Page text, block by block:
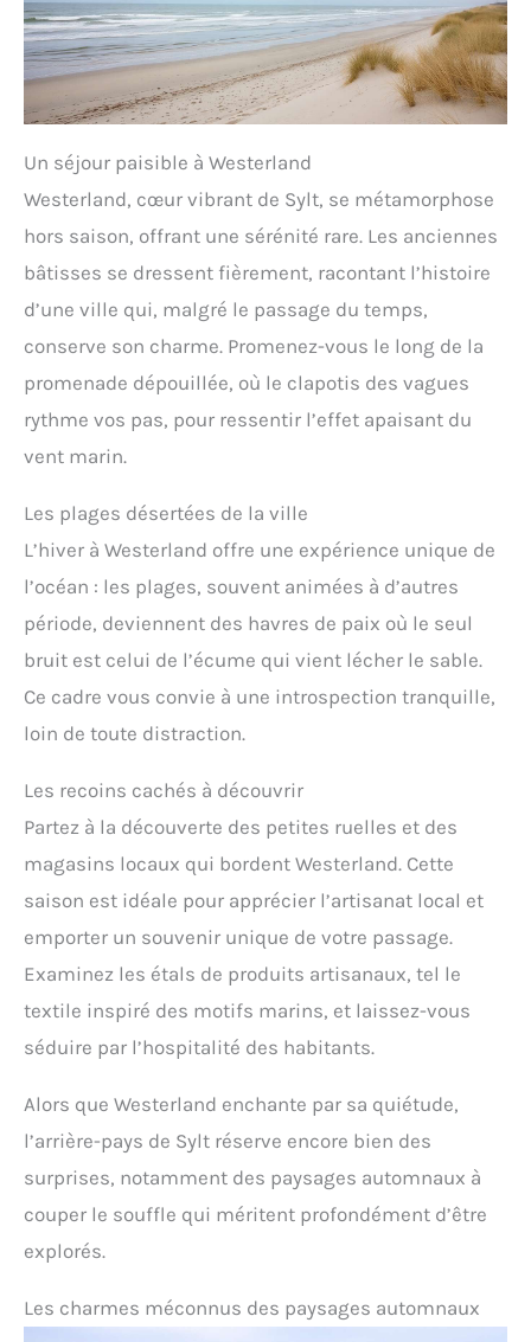
Un séjour paisible à Westerland
Westerland, cœur vibrant de Sylt, se métamorphose
hors saison, offrant une sérénité rare. Les anciennes
bâtisses se dressent fièrement, racontant l’histoire
d’une ville qui, malgré le passage du temps,
conserve son charme. Promenez-vous le long de la
promenade dépouillée, où le clapotis des vagues
rythme vos pas, pour ressentir l’effet apaisant du
vent marin.
Les plages désertées de la ville
L’hiver à Westerland offre une expérience unique de
l’océan : les plages, souvent animées à d’autres
période, deviennent des havres de paix où le seul
bruit est celui de l’écume qui vient lécher le sable.
Ce cadre vous convie à une introspection tranquille,
loin de toute distraction.
Les recoins cachés à découvrir
Partez à la découverte des petites ruelles et des
magasins locaux qui bordent Westerland. Cette
saison est idéale pour apprécier l’artisanat local et
emporter un souvenir unique de votre passage.
Examinez les étals de produits artisanaux, tel le
textile inspiré des motifs marins, et laissez-vous
séduire par l’hospitalité des habitants.
Alors que Westerland enchante par sa quiétude,
l’arrière-pays de Sylt réserve encore bien des
surprises, notamment des paysages automnaux à
couper le souffle qui méritent profondément d’être
explorés.
Les charmes méconnus des paysages automnaux